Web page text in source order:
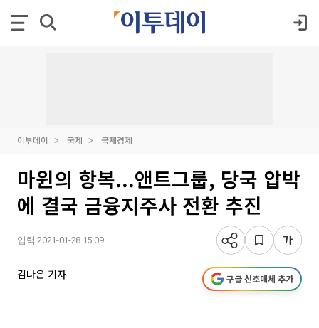
이투데이 국제 국제경제
마윈의 항복...앤트그룹, 당국 압박
에 결국 금융지주사 전환 추진
입력 2021-01-28 15:09
김나은 기자 구글 선호매체 추가